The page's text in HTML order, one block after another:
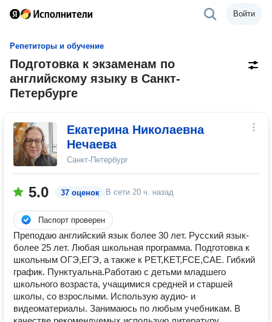
Войти
Репетиторы и обучение
Подготовка к экзаменам по
английскому языку в Санкт-
Петербурге
Екатерина Николаевна
Нечаева
Санкт-Петербург
5.0 37 оценок В сети 20 ч. назад
Паспорт проверен
Преподаю английский язык более 30 лет. Русский язык-
более 25 лет. Любая школьная программа. Подготовка к
школьным ОГЭ,ЕГЭ, а также к РET,KET,FCE,CAE. Гибкий
график. Пунктуальна.Работаю с детьми младшего
школьного возраста, учащимися средней и старшей
школы, со взрослыми. Использую аудио- и
видеоматериалы. Занимаюсь по любым учебникам. В